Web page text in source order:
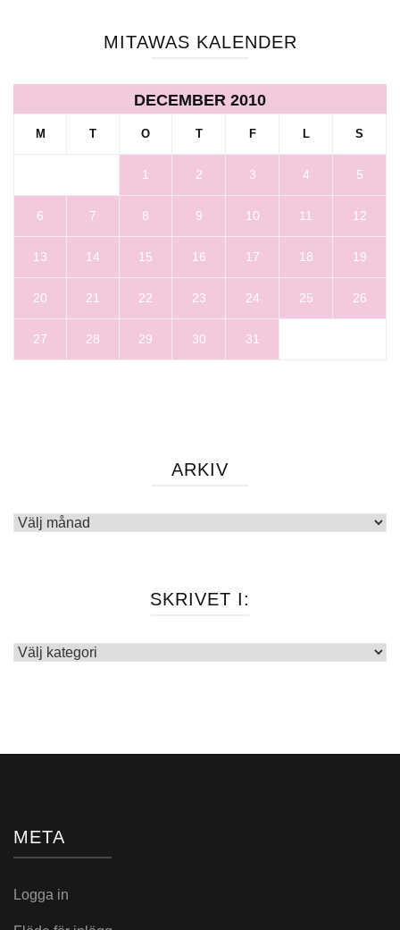
MITAWAS KALENDER
DECEMBER 2010
M T O T F L S
1 2 3 4 5
6 7 8 9 10 11 12
13 14 15 16 17 18 19
20 21 22 23 24 25 26
27 28 29 30 31
ARKIV
Arkiv
SKRIVET I:
Skrivet
META
Logga in